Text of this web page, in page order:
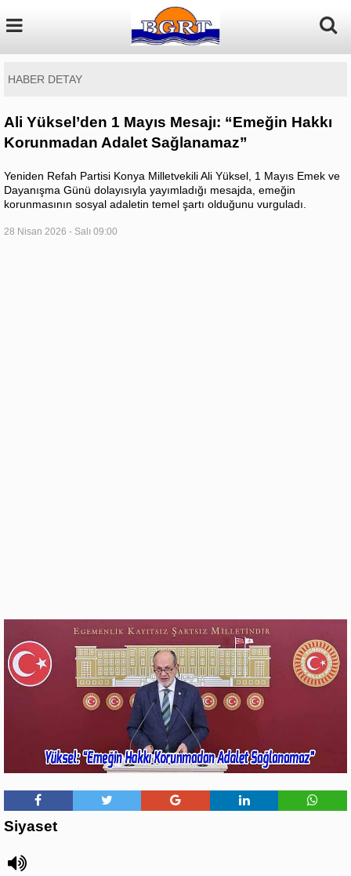
HABER DETAY
Ali Yüksel’den 1 Mayıs Mesajı: “Emeğin Hakkı
Korunmadan Adalet Sağlanamaz”
Yeniden Refah Partisi Konya Milletvekili Ali Yüksel, 1 Mayıs Emek ve
Dayanışma Günü dolayısıyla yayımladığı mesajda, emeğin
korunmasının sosyal adaletin temel şartı olduğunu vurguladı.
28 Nisan 2026 - Salı 09:00
Siyaset